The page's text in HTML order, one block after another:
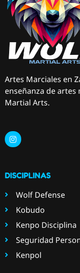
Artes Marciales en
enseñanza de
Martial Arts.
DISCIPLINAS
Wolf Defense
Kobudo
Kenpo Disciplina
Seguridad
Kenpol